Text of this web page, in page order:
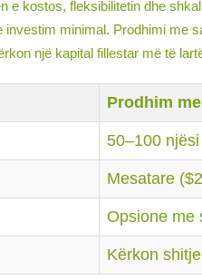
kostos, fleksibilitetin dhe
minimal. Prodhimi me
një kapital fillestar më të
Prodhim
50–100 njësi
Mesatare
Opsione me
Kërkon